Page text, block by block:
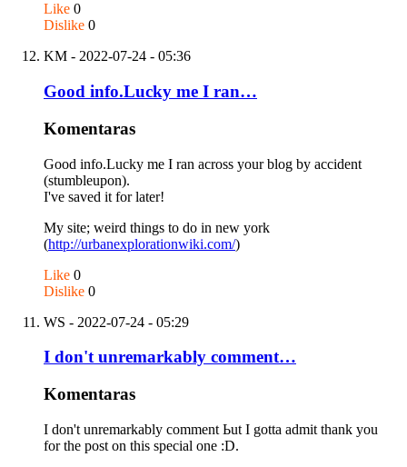
Like 0
Dislike 0
KM - 2022-07-24 - 05:36
Good info.Lucky me I ran…
Komentaras
Good info.Lucky me I ran across your blog by accident
(stumbleupon).
I've saved it for later!
My site; weird things to do in new york
(http://urbanexplorationwiki.com/)
Like 0
Dislike 0
WS - 2022-07-24 - 05:29
I don't unremarkably comment…
Komentaras
I don't unremarkably comment Ьut I gotta admіt thank you
for the post on this specіal one :D.